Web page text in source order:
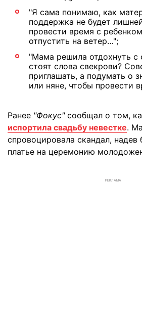
"Я сама понимаю, как
поддержка не будет
провести время с
отпустить на ветер…";
"Мама решила отдохнуть с
стоят слова свекрови?
приглашать, а подумать о
или няне, чтобы провести
Ранее "Фокус"сообщал о том,
испортила свадьбу невестке.
спровоцировала скандал, надев
платье на церемонию
РЕКЛАМА